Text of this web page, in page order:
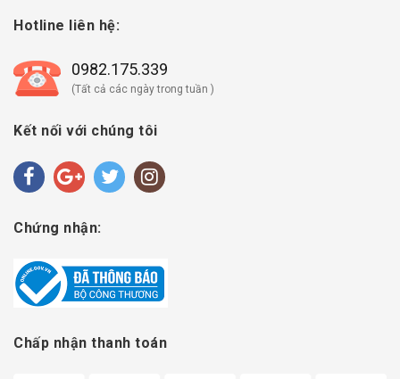
Hotline liên hệ:
0982.175.339
(Tất cả các ngày trong tuần )
Kết nối với chúng tôi
Chứng nhận:
Chấp nhận thanh toán